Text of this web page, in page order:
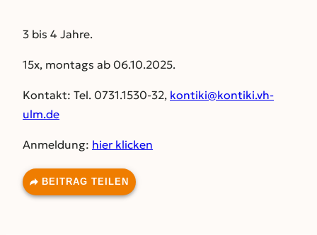
3 bis 4 Jahre.
15x, montags ab 06.10.2025.
Kontakt: Tel. 0731.1530-32, kontiki@kontiki.vh-
ulm.de
Anmeldung: hier klicken
BEITRAG TEILEN